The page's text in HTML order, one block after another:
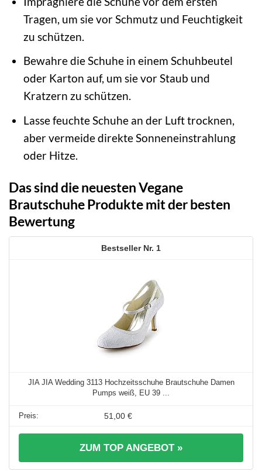
Tragen, um sie vor Schmutz und Feuchtigkeit
zu schützen.
Bewahre die Schuhe in einem Schuhbeutel
oder Karton auf, um sie vor Staub und
Kratzern zu schützen.
Lasse feuchte Schuhe an der Luft trocknen,
aber vermeide direkte Sonneneinstrahlung
oder Hitze.
Das sind die neuesten Vegane
Brautschuhe Produkte mit der besten
Bewertung
1
JIA JIA Wedding 3113 Hochzeitsschuhe Brautschuhe Damen
Pumps weiß, EU 39 ...
51,00 €
ZUM TOP ANGEBOT »